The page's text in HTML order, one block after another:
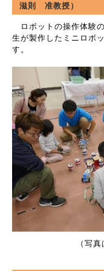
滋則 准教授）
ロボットの操作体験
生が製作したミニロボ
す。
（写